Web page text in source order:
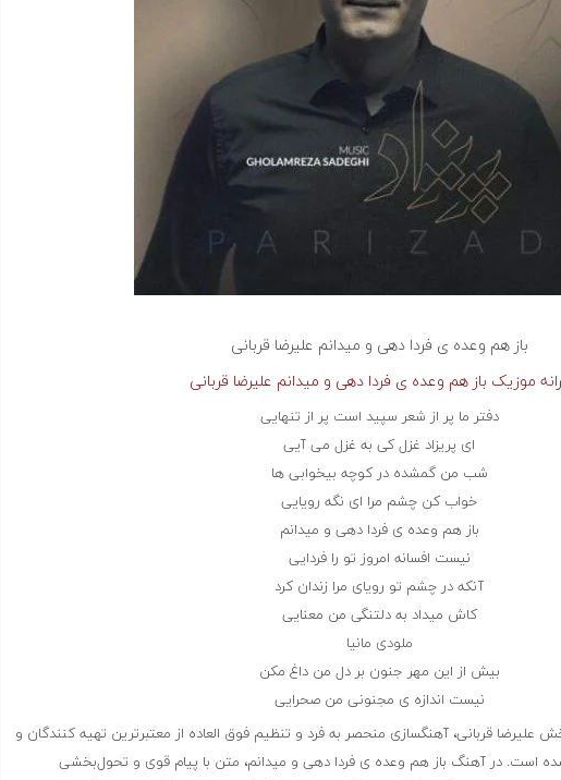
باز هم وعده ی فردا دهی و میدانم علیرضا قربانی
موزیک باز هم وعده ی فردا دهی و میدانم علیرضا قربانی
دفتر ما پر از شعر سپید است پر از تنهایی
ای پریزاد غزل کی به غزل می آیی
شب من گمشده در کوچه بیخوابی ها
خواب کن چشم مرا ای نگه رویایی
باز هم وعده ی فردا دهی و میدانم
نیست افسانه امروز تو را فردایی
آنکه در چشم تو رویای مرا زندان کرد
کاش میداد به دلتنگی من معنایی
ملودی مانیا
بیش از این مهر جنون بر دل من داغ مکن
نیست اندازه ی مجنونی من صحرایی
قربانی، آهنگسازی منحصر به فرد و تنظیم فوق العاده از معتبرترین تهیه کنندگان و
است. در آهنگ باز هم وعده ی فردا دهی و میدانم، متن با پیام قوی و تحول‌بخشی